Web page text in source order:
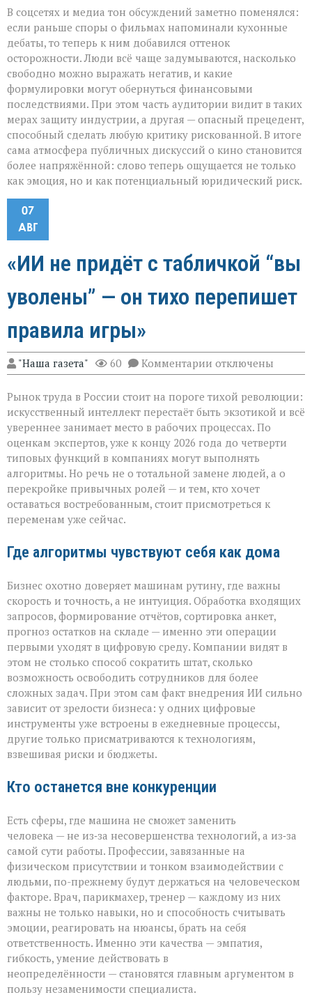
В соцсетях и медиа тон обсуждений заметно поменялся:
если раньше споры о фильмах напоминали кухонные
дебаты, то теперь к ним добавился оттенок
осторожности. Люди всё чаще задумываются, насколько
свободно можно выражать негатив, и какие
формулировки могут обернуться финансовыми
последствиями. При этом часть аудитории видит в таких
мерах защиту индустрии, а другая — опасный прецедент,
способный сделать любую критику рискованной. В итоге
сама атмосфера публичных дискуссий о кино становится
более напряжённой: слово теперь ощущается не только
как эмоция, но и как потенциальный юридический риск.
07
АВГ
«ИИ не придёт с табличкой “вы
уволены” — он тихо перепишет
правила игры»
"Наша газета" 60 Комментарии к
записи
не
придёт
табличкой
“вы
уволены” — он
тихо
перепишет
правила
игры»
отключены
Рынок труда в России стоит на пороге тихой революции:
искусственный интеллект перестаёт быть экзотикой и всё
увереннее занимает место в рабочих процессах. По
оценкам экспертов, уже к концу 2026 года до четверти
типовых функций в компаниях могут выполнять
алгоритмы. Но речь не о тотальной замене людей, а о
перекройке привычных ролей — и тем, кто хочет
оставаться востребованным, стоит присмотреться к
переменам уже сейчас.
Где алгоритмы чувствуют себя как дома
Бизнес охотно доверяет машинам рутину, где важны
скорость и точность, а не интуиция. Обработка входящих
запросов, формирование отчётов, сортировка анкет,
прогноз остатков на складе — именно эти операции
первыми уходят в цифровую среду. Компании видят в
этом не столько способ сократить штат, сколько
возможность освободить сотрудников для более
сложных задач. При этом сам факт внедрения ИИ сильно
зависит от зрелости бизнеса: у одних цифровые
инструменты уже встроены в ежедневные процессы,
другие только присматриваются к технологиям,
взвешивая риски и бюджеты.
Кто останется вне конкуренции
Есть сферы, где машина не сможет заменить
человека — не из‑за несовершенства технологий, а из‑за
самой сути работы. Профессии, завязанные на
физическом присутствии и тонком взаимодействии с
людьми, по-прежнему будут держаться на человеческом
факторе. Врач, парикмахер, тренер — каждому из них
важны не только навыки, но и способность считывать
эмоции, реагировать на нюансы, брать на себя
ответственность. Именно эти качества — эмпатия,
гибкость, умение действовать в
неопределённости — становятся главным аргументом в
пользу незаменимости специалиста.